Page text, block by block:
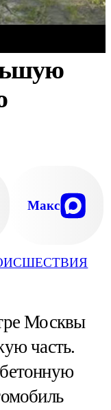
Макс
Москвы
часть.